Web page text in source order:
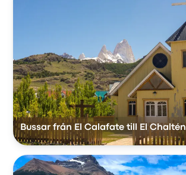
Bussar från El Calafate till El Chaltén